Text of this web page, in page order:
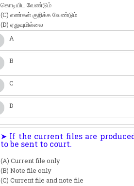
கொடியிட வேண்டும்
(C) எண்கள் குறிக்க வேண்டும்
(D) ஏதுவுமில்லை
A
B
C
D
➤ If the current files are
to be sent to court.
(A) Current file only
(B) Note file only
(C) Current file and note file